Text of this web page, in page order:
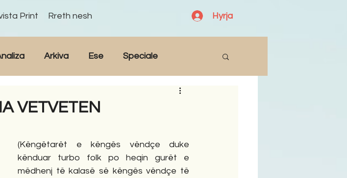
Print Rreth nesh Hyrja
Arkiva Ese Speciale
VETVETEN
(Këngëtarët e këngës vëndçe duke
kënduar turbo folk po heqin gurët e
mëdhenj të kalasë së këngës vëndçe të